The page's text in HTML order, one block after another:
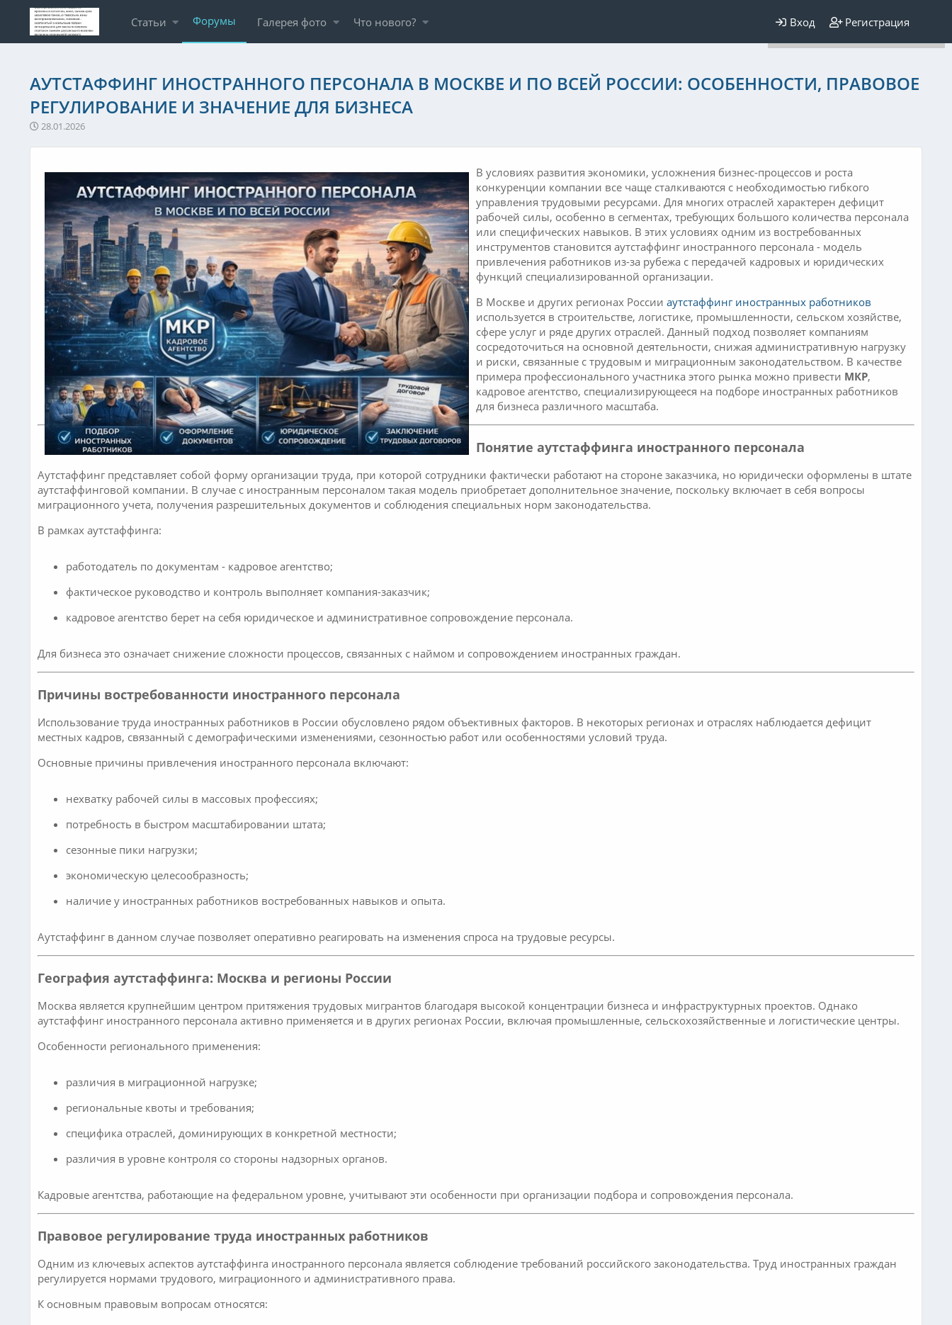
Статьи Форумы Галерея фото Что нового? Вход Регистрация
АУТСТАФФИНГ ИНОСТРАННОГО ПЕРСОНАЛА В МОСКВЕ И ПО ВСЕЙ РОССИИ: ОСОБЕННОСТИ, ПРАВОВОЕ
РЕГУЛИРОВАНИЕ И ЗНАЧЕНИЕ ДЛЯ БИЗНЕСА
28.01.2026
В условиях развития экономики, усложнения бизнес-процессов и роста
конкуренции компании все чаще сталкиваются с необходимостью гибкого
управления трудовыми ресурсами. Для многих отраслей характерен дефицит
рабочей силы, особенно в сегментах, требующих большого количества персонала
или специфических навыков. В этих условиях одним из востребованных
инструментов становится аутстаффинг иностранного персонала - модель
привлечения работников из-за рубежа с передачей кадровых и юридических
функций специализированной организации.
В Москве и других регионах России аутстаффинг иностранных работников
используется в строительстве, логистике, промышленности, сельском хозяйстве,
сфере услуг и ряде других отраслей. Данный подход позволяет компаниям
сосредоточиться на основной деятельности, снижая административную нагрузку
и риски, связанные с трудовым и миграционным законодательством. В качестве
примера профессионального участника этого рынка можно привести МКР,
кадровое агентство, специализирующееся на подборе иностранных работников
для бизнеса различного масштаба.
Понятие аутстаффинга иностранного персонала
Аутстаффинг представляет собой форму организации труда, при которой сотрудники фактически работают на стороне заказчика, но юридически оформлены в штате
аутстаффинговой компании. В случае с иностранным персоналом такая модель приобретает дополнительное значение, поскольку включает в себя вопросы
миграционного учета, получения разрешительных документов и соблюдения специальных норм законодательства.
В рамках аутстаффинга:
работодатель по документам - кадровое агентство;
фактическое руководство и контроль выполняет компания-заказчик;
кадровое агентство берет на себя юридическое и административное сопровождение персонала.
Для бизнеса это означает снижение сложности процессов, связанных с наймом и сопровождением иностранных граждан.
Причины востребованности иностранного персонала
Использование труда иностранных работников в России обусловлено рядом объективных факторов. В некоторых регионах и отраслях наблюдается дефицит
местных кадров, связанный с демографическими изменениями, сезонностью работ или особенностями условий труда.
Основные причины привлечения иностранного персонала включают:
нехватку рабочей силы в массовых профессиях;
потребность в быстром масштабировании штата;
сезонные пики нагрузки;
экономическую целесообразность;
наличие у иностранных работников востребованных навыков и опыта.
Аутстаффинг в данном случае позволяет оперативно реагировать на изменения спроса на трудовые ресурсы.
География аутстаффинга: Москва и регионы России
Москва является крупнейшим центром притяжения трудовых мигрантов благодаря высокой концентрации бизнеса и инфраструктурных проектов. Однако
аутстаффинг иностранного персонала активно применяется и в других регионах России, включая промышленные, сельскохозяйственные и логистические центры.
Особенности регионального применения:
различия в миграционной нагрузке;
региональные квоты и требования;
специфика отраслей, доминирующих в конкретной местности;
различия в уровне контроля со стороны надзорных органов.
Кадровые агентства, работающие на федеральном уровне, учитывают эти особенности при организации подбора и сопровождения персонала.
Правовое регулирование труда иностранных работников
Одним из ключевых аспектов аутстаффинга иностранного персонала является соблюдение требований российского законодательства. Труд иностранных граждан
регулируется нормами трудового, миграционного и административного права.
К основным правовым вопросам относятся:
Для любых предложений по